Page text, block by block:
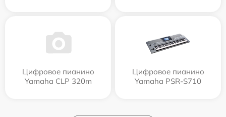
Цифровое пианино
Yamaha CLP 320m
Цифровое пианино
Yamaha PSR-S710